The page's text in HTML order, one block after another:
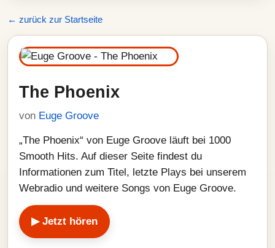
← zurück zur Startseite
The Phoenix
von Euge Groove
„The Phoenix“ von Euge Groove läuft bei 1000
Smooth Hits. Auf dieser Seite findest du
Informationen zum Titel, letzte Plays bei unserem
Webradio und weitere Songs von Euge Groove.
▶ Jetzt hören